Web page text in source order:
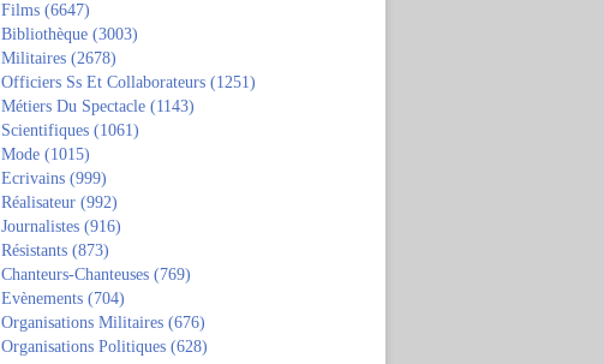
Films (6647)
Bibliothèque (3003)
Militaires (2678)
Officiers Ss Et Collaborateurs (1251)
Métiers Du Spectacle (1143)
Scientifiques (1061)
Mode (1015)
Ecrivains (999)
Réalisateur (992)
Journalistes (916)
Résistants (873)
Chanteurs-Chanteuses (769)
Evènements (704)
Organisations Militaires (676)
Organisations Politiques (628)